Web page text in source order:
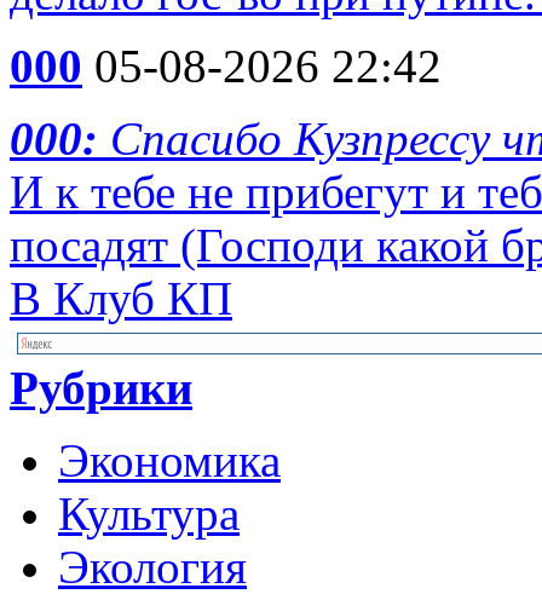
000 05-08-2026 22:42
000: Спасибо
И к тебе не прибегут и
посадят (Господи какой
В Клуб КП
Рубрики
Экономика
Культура
Экология